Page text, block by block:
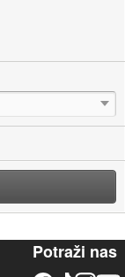
Potraži nas